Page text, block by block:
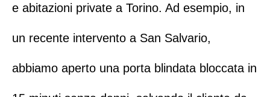
e abitazioni private a Torino. Ad esempio, in
un recente intervento a San Salvario,
abbiamo aperto una porta blindata bloccata in